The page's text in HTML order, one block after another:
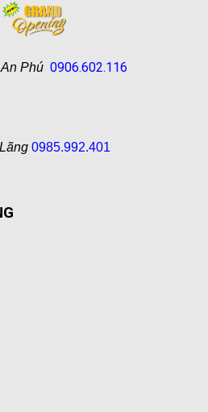
Phú 0906.602.116
0985.992.401